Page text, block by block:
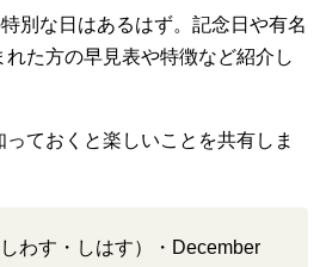
別な日はあるはず。記念日や有名
れた方の早見表や特徴など紹介し
ておくと楽しいことを共有しま
わす・しはす）・December